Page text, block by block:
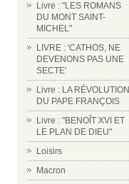
Livre : "LES ROMANS
DU MONT SAINT-
MICHEL"
LIVRE : 'CATHOS, NE
DEVENONS PAS UNE
SECTE'
Livre : LA RÉVOLUTION
DU PAPE FRANÇOIS
Livre : "BENOÎT XVI ET
LE PLAN DE DIEU"
Loisirs
Macron